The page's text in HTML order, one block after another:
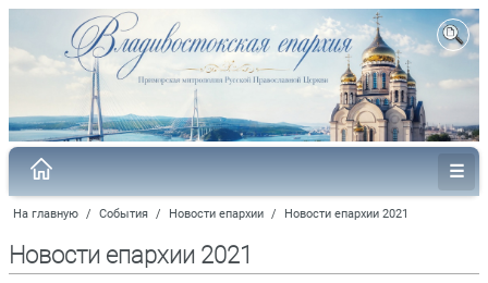
На главную / События / Новости епархии / Новости епархии 2021
Новости епархии 2021